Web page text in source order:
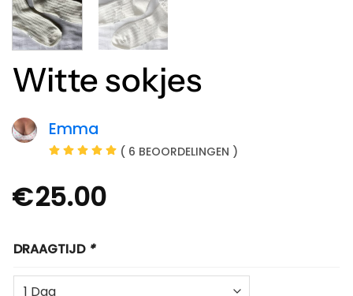
Witte sokjes
Emma
( 6 BEOORDELINGEN )
€25.00
DRAAGTIJD *